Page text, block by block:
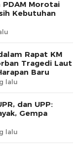
PDAM Morotai
Kebutuhan
Rapat KM
Tragedi Laut
Baru
lalu
dan UPP:
Gempa
lalu